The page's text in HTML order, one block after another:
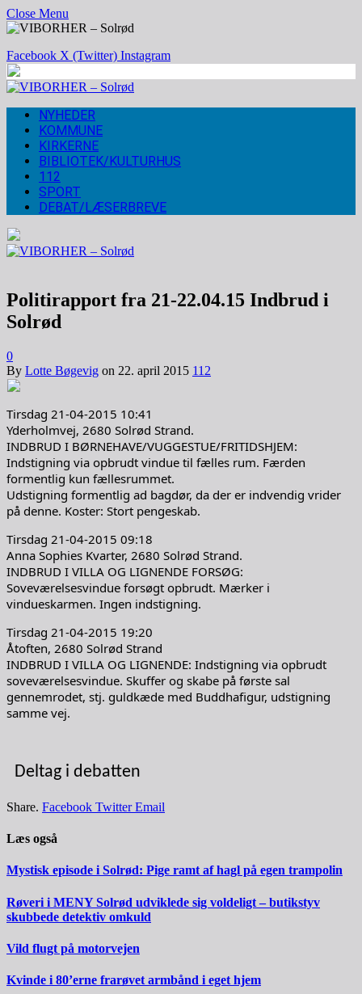
Close Menu
Facebook X (Twitter) Instagram
NYHEDER
KOMMUNE
KIRKERNE
BIBLIOTEK/KULTURHUS
112
SPORT
DEBAT/LÆSERBREVE
Politirapport fra 21-22.04.15 Indbrud i
Solrød
0
By Lotte Bøgevig on 22. april 2015 112
Tirsdag 21-04-2015 10:41
Yderholmvej, 2680 Solrød Strand.
INDBRUD I BØRNEHAVE/VUGGESTUE/FRITIDSHJEM:
Indstigning via opbrudt vindue til fælles rum. Færden
formentlig kun fællesrummet.
Udstigning formentlig ad bagdør, da der er indvendig vrider
på denne. Koster: Stort pengeskab.
Tirsdag 21-04-2015 09:18
Anna Sophies Kvarter, 2680 Solrød Strand.
INDBRUD I VILLA OG LIGNENDE FORSØG:
Soveværelsesvindue forsøgt opbrudt. Mærker i
vindueskarmen. Ingen indstigning.
Tirsdag 21-04-2015 19:20
Åtoften, 2680 Solrød Strand
INDBRUD I VILLA OG LIGNENDE: Indstigning via opbrudt
soveværelsesvindue. Skuffer og skabe på første sal
gennemrodet, stj. guldkæde med Buddhafigur, udstigning
samme vej.
Deltag i debatten
Share. Facebook Twitter Email
Læs også
Mystisk episode i Solrød: Pige ramt af hagl på egen trampolin
Røveri i MENY Solrød udviklede sig voldeligt – butikstyv
skubbede detektiv omkuld
Vild flugt på motorvejen
Kvinde i 80’erne frarøvet armbånd i eget hjem